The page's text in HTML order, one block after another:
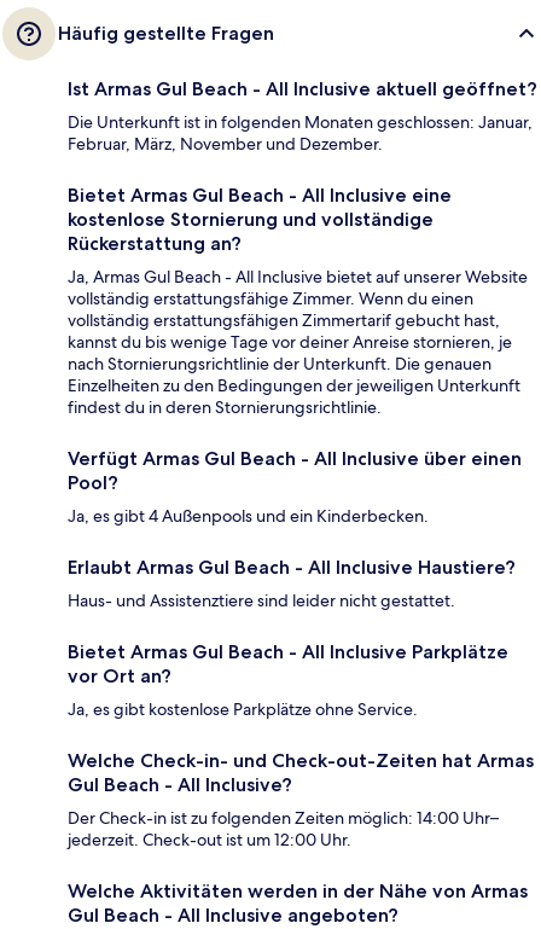
Häufig gestellte Fragen
Ist Armas Gul Beach - All Inclusive aktuell geöffnet?
Die Unterkunft ist in folgenden Monaten geschlossen: Januar,
Februar, März, November und Dezember.
Bietet Armas Gul Beach - All Inclusive eine
kostenlose Stornierung und vollständige
Rückerstattung an?
Ja, Armas Gul Beach - All Inclusive bietet auf unserer Website
vollständig erstattungsfähige Zimmer. Wenn du einen
vollständig erstattungsfähigen Zimmertarif gebucht hast,
kannst du bis wenige Tage vor deiner Anreise stornieren, je
nach Stornierungsrichtlinie der Unterkunft. Die genauen
Einzelheiten zu den Bedingungen der jeweiligen Unterkunft
findest du in deren Stornierungsrichtlinie.
Verfügt Armas Gul Beach - All Inclusive über einen
Pool?
Ja, es gibt 4 Außenpools und ein Kinderbecken.
Erlaubt Armas Gul Beach - All Inclusive Haustiere?
Haus- und Assistenztiere sind leider nicht gestattet.
Bietet Armas Gul Beach - All Inclusive Parkplätze
vor Ort an?
Ja, es gibt kostenlose Parkplätze ohne Service.
Welche Check-in- und Check-out-Zeiten hat Armas
Gul Beach - All Inclusive?
Der Check-in ist zu folgenden Zeiten möglich: 14:00 Uhr–
jederzeit. Check-out ist um 12:00 Uhr.
Welche Aktivitäten werden in der Nähe von Armas
Gul Beach - All Inclusive angeboten?